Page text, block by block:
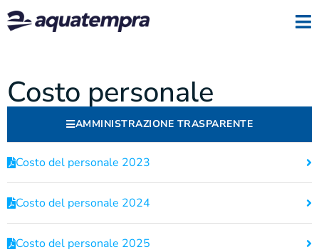
Costo personale
AMMINISTRAZIONE TRASPARENTE
Costo del personale 2023
Costo del personale 2024
Costo del personale 2025